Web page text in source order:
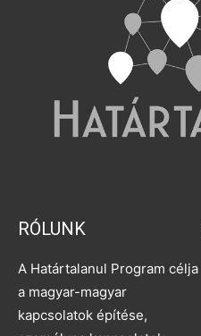
RÓLUNK
A Határtalanul Program célja
a magyar-magyar
kapcsolatok építése,